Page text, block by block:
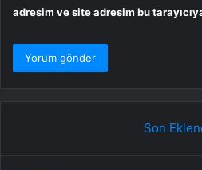
adresim ve site adresim bu
Son